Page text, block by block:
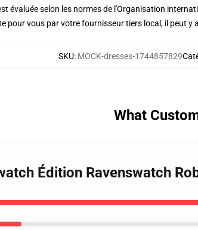
évaluée selon les normes de l'Organisation
pour vous par votre fournisseur tiers local, il peut y
SKU: MOCK-dresses-1744857829
What
Édition Ravenswatch